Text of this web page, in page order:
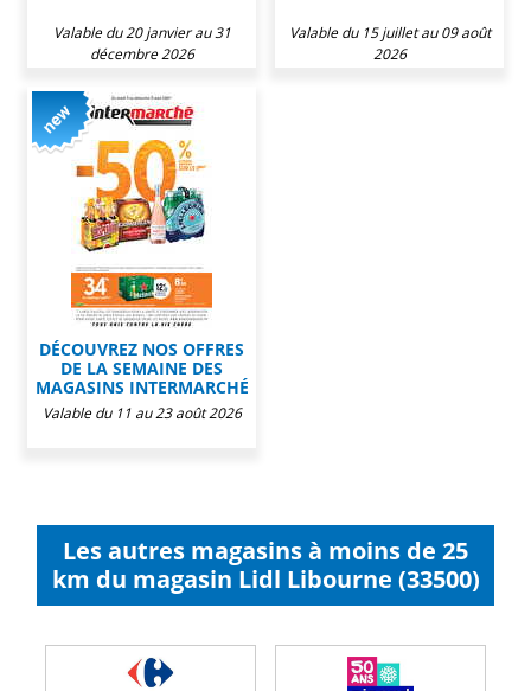
Valable du 20 janvier au 31
décembre 2026
Valable du 15 juillet au 09 août
2026
DÉCOUVREZ NOS OFFRES
DE LA SEMAINE DES
MAGASINS INTERMARCHÉ
Valable du 11 au 23 août 2026
Les autres magasins à moins de 25
km du magasin Lidl Libourne (33500)